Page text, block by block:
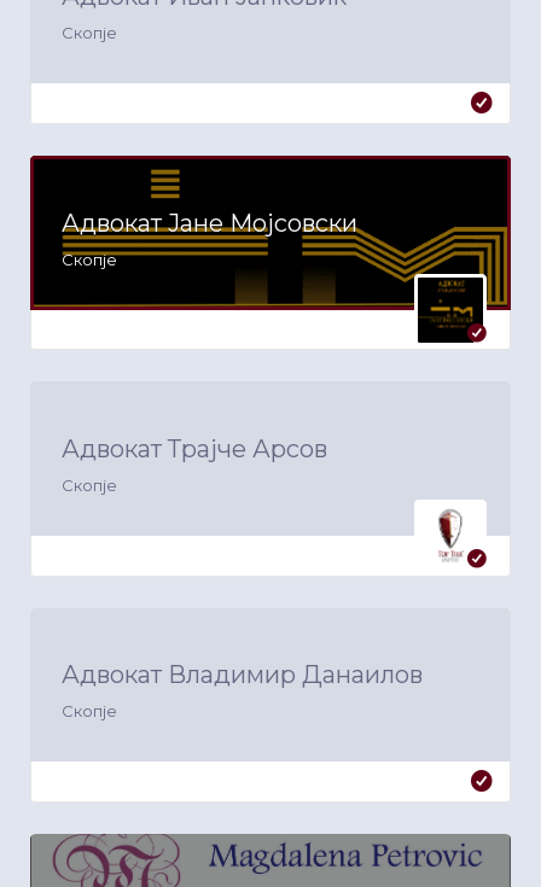
Скопје
Адвокат Јане Мојсовски
Скопје
Адвокат Трајче Арсов
Скопје
Адвокат Владимир Данаилов
Скопје